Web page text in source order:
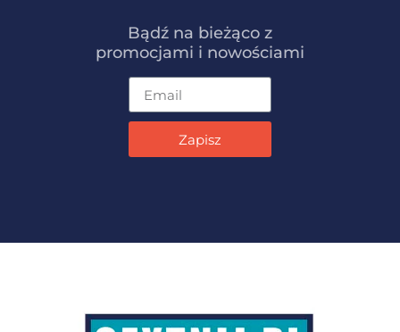
Bądź na bieżąco z
promocjami i nowościami
Zapisz